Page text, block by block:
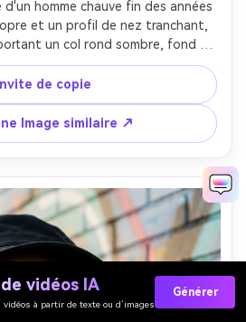
homme chauve fin des années
et un profil de nez tranchant,
un col rond sombre, fond
forte créant un contour lumineux
un remplissage doux sur le visage,
composition du profil, crop serré,
texture de peau réaliste,
au point nette, haut contraste
grade- -ar 4:5
Invite de copie
Image similaire ↗
vidéos IA
vidéos à partir de texte ou d’images
Générer